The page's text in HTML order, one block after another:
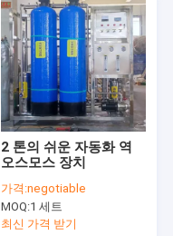
2 톤의 쉬운 자동화 역
오스모스 장치
가격:negotiable
MOQ:1 세트
최신 가격 받기